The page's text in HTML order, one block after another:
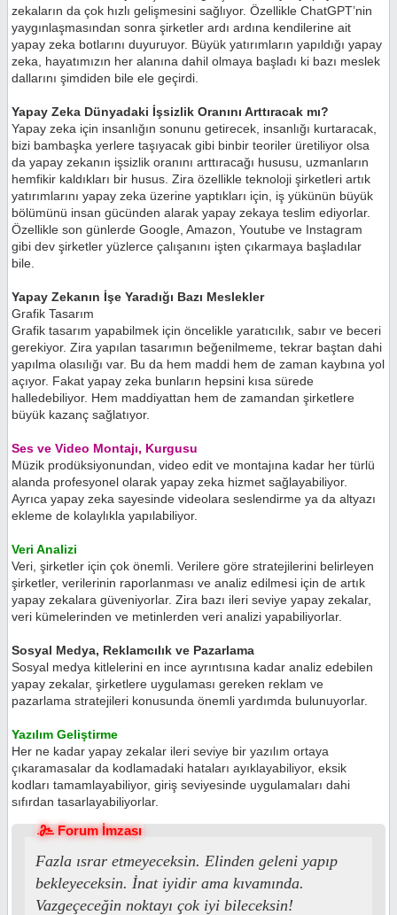
zekaların da çok hızlı gelişmesini sağlıyor. Özellikle ChatGPT’nin
yaygınlaşmasından sonra şirketler ardı ardına kendilerine ait
yapay zeka botlarını duyuruyor. Büyük yatırımların yapıldığı yapay
zeka, hayatımızın her alanına dahil olmaya başladı ki bazı meslek
dallarını şimdiden bile ele geçirdi.
Yapay Zeka Dünyadaki İşsizlik Oranını Arttıracak mı?
Yapay zeka için insanlığın sonunu getirecek, insanlığı kurtaracak,
bizi bambaşka yerlere taşıyacak gibi binbir teoriler üretiliyor olsa
da yapay zekanın işsizlik oranını arttıracağı hususu, uzmanların
hemfikir kaldıkları bir husus. Zira özellikle teknoloji şirketleri artık
yatırımlarını yapay zeka üzerine yaptıkları için, iş yükünün büyük
bölümünü insan gücünden alarak yapay zekaya teslim ediyorlar.
Özellikle son günlerde Google, Amazon, Youtube ve Instagram
gibi dev şirketler yüzlerce çalışanını işten çıkarmaya başladılar
bile.
Yapay Zekanın İşe Yaradığı Bazı Meslekler
Grafik Tasarım
Grafik tasarım yapabilmek için öncelikle yaratıcılık, sabır ve beceri
gerekiyor. Zira yapılan tasarımın beğenilmeme, tekrar baştan dahi
yapılma olasılığı var. Bu da hem maddi hem de zaman kaybına yol
açıyor. Fakat yapay zeka bunların hepsini kısa sürede
halledebiliyor. Hem maddiyattan hem de zamandan şirketlere
büyük kazanç sağlatıyor.
Ses ve Video Montajı, Kurgusu
Müzik prodüksiyonundan, video edit ve montajına kadar her türlü
alanda profesyonel olarak yapay zeka hizmet sağlayabiliyor.
Ayrıca yapay zeka sayesinde videolara seslendirme ya da altyazı
ekleme de kolaylıkla yapılabiliyor.
Veri Analizi
Veri, şirketler için çok önemli. Verilere göre stratejilerini belirleyen
şirketler, verilerinin raporlanması ve analiz edilmesi için de artık
yapay zekalara güveniyorlar. Zira bazı ileri seviye yapay zekalar,
veri kümelerinden ve metinlerden veri analizi yapabiliyorlar.
Sosyal Medya, Reklamcılık ve Pazarlama
Sosyal medya kitlelerini en ince ayrıntısına kadar analiz edebilen
yapay zekalar, şirketlere uygulaması gereken reklam ve
pazarlama stratejileri konusunda önemli yardımda bulunuyorlar.
Yazılım Geliştirme
Her ne kadar yapay zekalar ileri seviye bir yazılım ortaya
çıkaramasalar da kodlamadaki hataları ayıklayabiliyor, eksik
kodları tamamlayabiliyor, giriş seviyesinde uygulamaları dahi
sıfırdan tasarlayabiliyorlar.
Forum İmzası
Fazla ısrar etmeyeceksin. Elinden geleni yapıp
bekleyeceksin. İnat iyidir ama kıvamında.
Vazgeçeceğin noktayı çok iyi bileceksin!